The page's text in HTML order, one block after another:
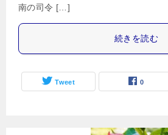
南の司令 […]
続きを読む
Tweet 0